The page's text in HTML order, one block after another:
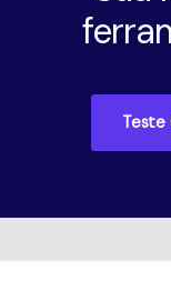
Teste